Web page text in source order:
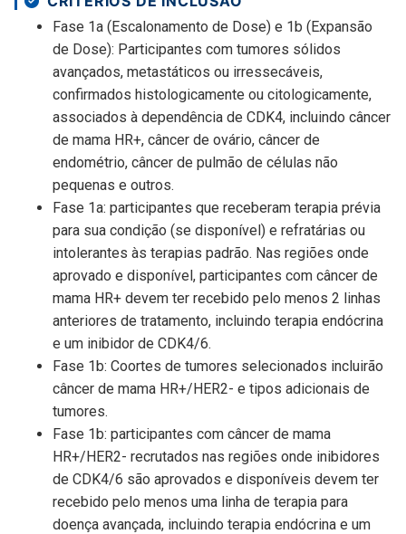
Fase 1a (Escalonamento de Dose) e 1b (Expansão
de Dose): Participantes com tumores sólidos
avançados, metastáticos ou irressecáveis,
confirmados histologicamente ou citologicamente,
associados à dependência de CDK4, incluindo câncer
de mama HR+, câncer de ovário, câncer de
endométrio, câncer de pulmão de células não
pequenas e outros.
Fase 1a: participantes que receberam terapia prévia
para sua condição (se disponível) e refratárias ou
intolerantes às terapias padrão. Nas regiões onde
aprovado e disponível, participantes com câncer de
mama HR+ devem ter recebido pelo menos 2 linhas
anteriores de tratamento, incluindo terapia endócrina
e um inibidor de CDK4/6.
Fase 1b: Coortes de tumores selecionados incluirão
câncer de mama HR+/HER2- e tipos adicionais de
tumores.
Fase 1b: participantes com câncer de mama
HR+/HER2- recrutados nas regiões onde inibidores
de CDK4/6 são aprovados e disponíveis devem ter
recebido pelo menos uma linha de terapia para
doença avançada, incluindo terapia endócrina e um